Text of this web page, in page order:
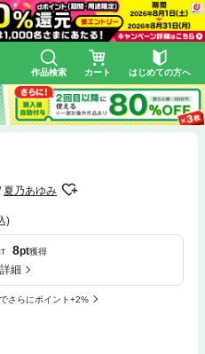
作品検索 カート はじめての方へ
夏乃あゆみ
)
8pt獲得
細
さらにポイント+2%